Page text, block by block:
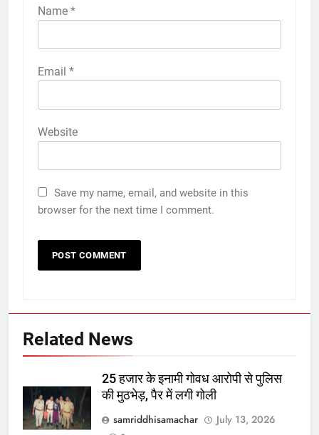
Name *
Email *
Website
Save my name, email, and website in this
browser for the next time I comment.
Related News
25 हजार के इनामी गोवध आरोपी से पुलिस
की मुठभेड़, पैर में लगी गोली
samriddhisamachar
July 13, 2026